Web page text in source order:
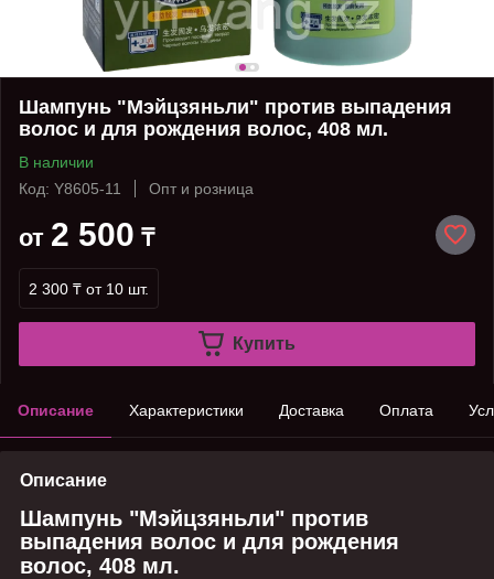
Шампунь "Мэйцзяньли" против выпадения
волос и для рождения волос, 408 мл.
В наличии
Код: Y8605-11
Опт и розница
от 2 500 ₸
2 300 ₸ от 10 шт.
Купить
Описание Характеристики Доставка Оплата
Описание
Шампунь "Мэйцзяньли" против
выпадения волос и для рождения
волос, 408 мл.